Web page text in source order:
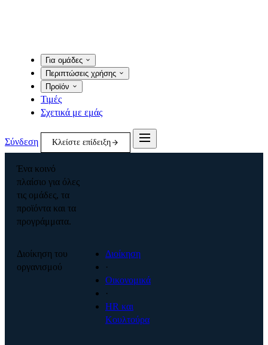
Για ομάδες
Περιπτώσεις χρήσης
Προϊόν
Τιμές
Σχετικά με εμάς
Σύνδεση Κλείστε επίδειξη
Ένα κοινό
πλαίσιο για όλες
τις ομάδες, τα
προϊόντα και τα
προγράμματα.
Διοίκηση του
οργανισμού
Διοίκηση
·
Οικονομικά
·
HR και
Κουλτούρα